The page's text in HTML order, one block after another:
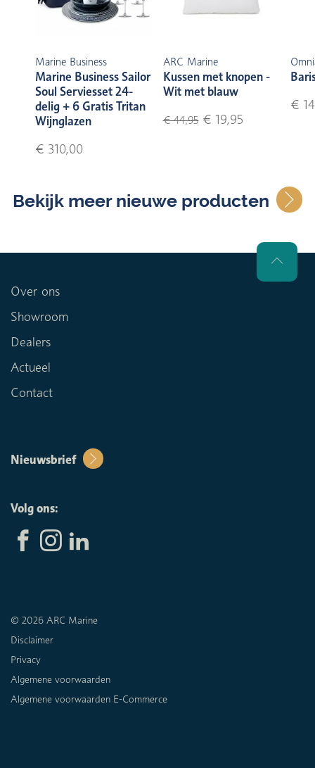
Marine Business
Marine Business Sailor
Soul Serviesset 24-
delig + 6 Gratis Tritan
Wijnglazen
€ 310,00
ARC Marine
Kussen met knopen -
Wit met blauw
€ 44,95€ 19,95
€
Bekijk meer nieuwe producten
Over ons
Showroom
Dealers
Actueel
Contact
Nieuwsbrief
Volg ons:
© 2026 ARC Marine
Disclaimer
Privacy
Algemene voorwaarden
Algemene voorwaarden E-Commerce